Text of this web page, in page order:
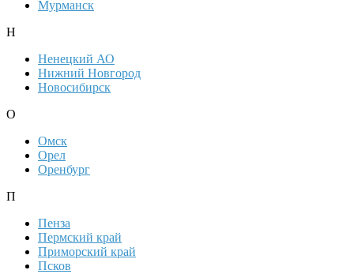
Мурманск
Н
Ненецкий АО
Нижний Новгород
Новосибирск
О
Омск
Орел
Оренбург
П
Пенза
Пермский край
Приморский край
Псков